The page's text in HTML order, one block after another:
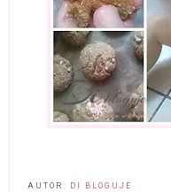
AUTOR: DI BLOGUJE